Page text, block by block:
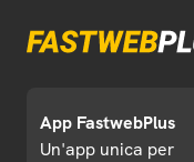
App FastwebPlus
Un'app unica per